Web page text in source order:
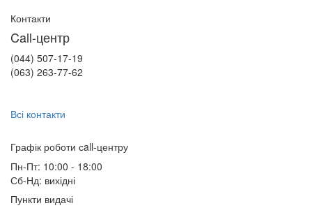
Контакти
Call-центр
(044) 507-17-19
(063) 263-77-62
Всі контакти
Графік роботи сall-центру
Пн-Пт: 10:00 - 18:00
Сб-Нд: вихідні
Пункти видачі